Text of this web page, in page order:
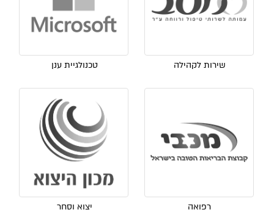
שירות לקהילה טכנולגיית ענן
רפואה יצוא וסחר